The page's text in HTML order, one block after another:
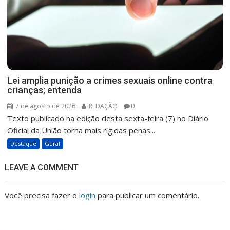
Lei amplia punição a crimes sexuais online contra
crianças; entenda
7 de agosto de 2026 REDAÇÃO 0
Texto publicado na edição desta sexta-feira (7) no Diário
Oficial da União torna mais rígidas penas...
Destaque Geral
LEAVE A COMMENT
Você precisa fazer ologin para publicar um comentário.